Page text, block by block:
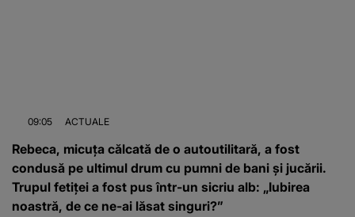
09:05 ACTUALE
Rebeca, micuța călcată de o autoutilitară, a fost
condusă pe ultimul drum cu pumni de bani și jucării.
Trupul fetiței a fost pus într-un sicriu alb: „Iubirea
noastră, de ce ne-ai lăsat singuri?”